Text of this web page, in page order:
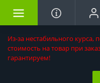
Из-за нестабильного курса,
стоимость на товар при
гарантируем!